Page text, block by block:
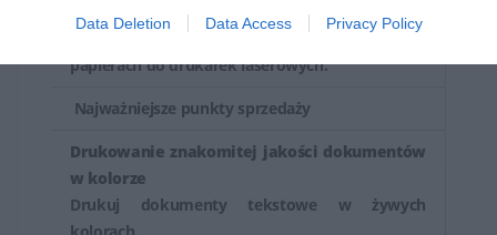
Data Deletion Data Access Privacy Policy
profesjonalną jakością. Zrób wrażenie dzięki
rezultatom o najwyższej jakości na różnych
papierach do drukarek laserowych.
Najważniejsze punkty sprzedaży
Drukowanie znakomitej jakości dokumentów
w kolorze
Drukuj dokumenty tekstowe w żywych